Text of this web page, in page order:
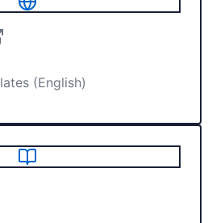
(English)